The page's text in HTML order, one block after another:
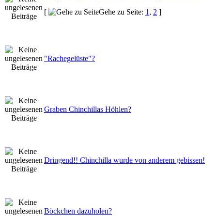
[
Gehe zu Seite: 1 , 2 ]
"Rachegelüste"?
Graben Chinchillas Höhlen?
Dringend!! Chinchilla wurde von anderem gebissen!
Böckchen dazuholen?